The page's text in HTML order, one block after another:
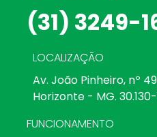
(31) 3249-
LOCALIZAÇÃO
Av. João Pinheiro, nº
Horizonte - MG.
FUNCIONAMENTO